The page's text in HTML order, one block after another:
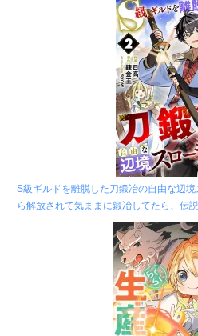
S級ギルドを離脱した刀鍛冶の自由な辺
ら解放されて気ままに鍛冶してたら、伝